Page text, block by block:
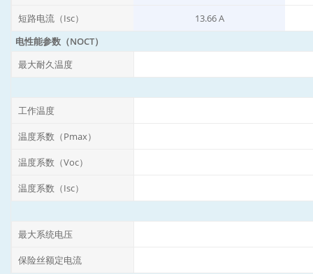
短路电流（Isc）
13.66 A
电性能参数（NOCT）
最大耐久温度
工作温度
温度系数（Pmax）
温度系数（Voc）
温度系数（Isc）
最大系统电压
保险丝额定电流